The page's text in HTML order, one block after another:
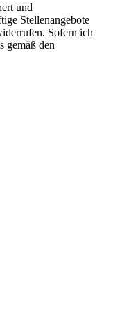
und
Stellenangebote
Sofern ich
gemäß den